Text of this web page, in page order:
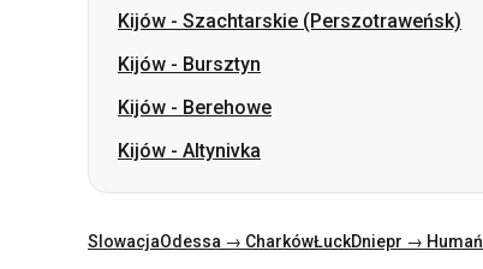
Kijów - Szachtarskie (Perszotraweńsk)
Kijów - Bursztyn
Kijów - Berehowe
Kijów - Altynivka
SlowacjaOdessa → CharkówŁuckDniepr → Humań